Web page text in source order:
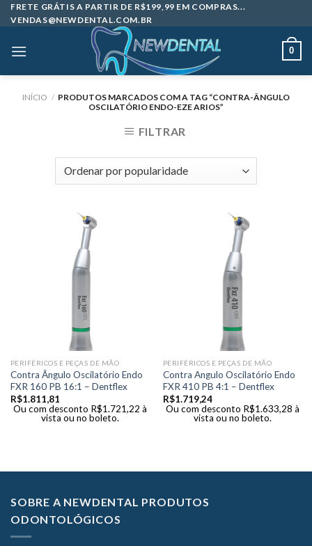
Skip
to
FRETE GRÁTIS A PARTIR DE R$199,99 EM COMPRAS...
VENDAS@NEWDENTAL.COM.BR
0
INÍCIO / PRODUTOS MARCADOS COM A TAG “CONTRA-ÂNGULO
OSCILATÓRIO ENDO-EZE ARIOS”
FILTRAR
PERIFÉRICOS E PEÇAS DE MÃO
Contra Ângulo Oscilatório Endo
FXR 160 PB 16:1 – Dentflex
R$1.811,81
Ou com desconto R$1.721,22 à
vista ou no boleto.
PERIFÉRICOS E PEÇAS DE MÃO
Contra Angulo Oscilatório Endo
FXR 410 PB 4:1 – Dentflex
R$1.719,24
Ou com desconto R$1.633,28 à
vista ou no boleto.
SOBRE A NEWDENTAL PRODUTOS
ODONTOLÓGICOS